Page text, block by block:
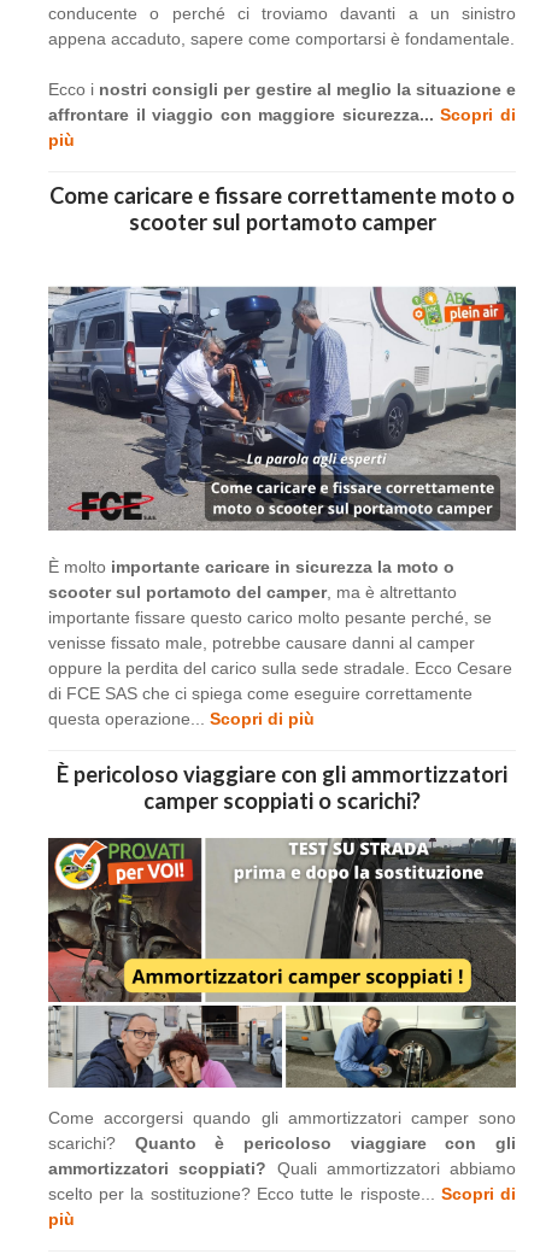
conducente o perché ci troviamo davanti a un sinistro
appena accaduto, sapere come comportarsi è fondamentale.
Ecco i nostri consigli per gestire al meglio la situazione e
affrontare il viaggio con maggiore sicurezza...Scopri di
più
Come caricare e fissare correttamente moto o
scooter sul portamoto camper
È molto importante caricare in sicurezza la moto o
scooter sul portamoto del camper, ma è altrettanto
importante fissare questo carico molto pesante perché, se
venisse fissato male, potrebbe causare danni al camper
oppure la perdita del carico sulla sede stradale. Ecco Cesare
di FCE SAS che ci spiega come eseguire correttamente
questa operazione... Scopri di più
È pericoloso viaggiare con gli ammortizzatori
camper scoppiati o scarichi?
Come accorgersi quando gli ammortizzatori camper sono
scarichi? Quanto è pericoloso viaggiare con gli
ammortizzatori scoppiati? Quali ammortizzatori abbiamo
scelto per la sostituzione? Ecco tutte le risposte... Scopri di
più